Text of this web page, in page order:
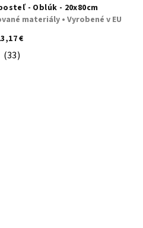
- Oblúk - 20x80cm
materiály • Vyrobené v EU
€
Priemerné hodnotenie produktu
(33)